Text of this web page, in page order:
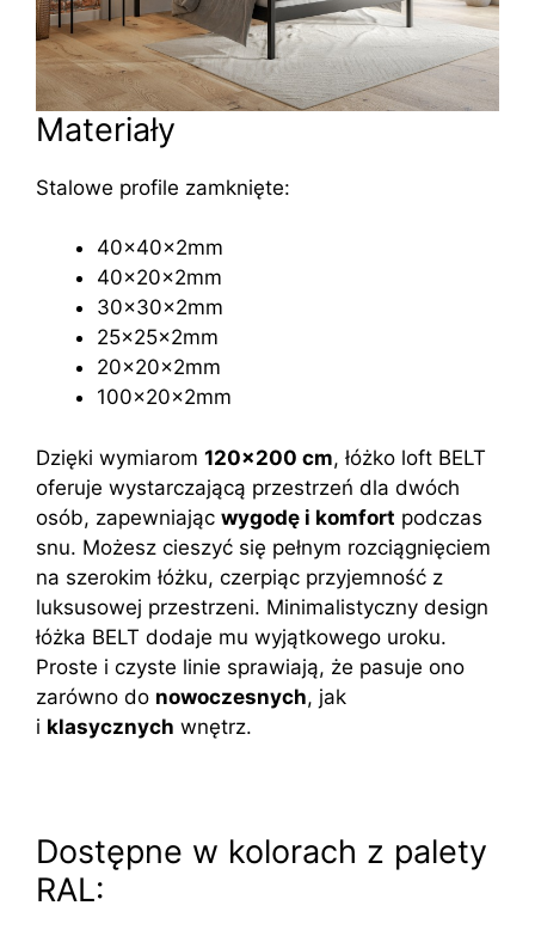
Materiały
Stalowe profile zamknięte:
40x40x2mm
40x20x2mm
30x30x2mm
25x25x2mm
20x20x2mm
100x20x2mm
Dzięki wymiarom 120×200 cm, łóżko loft BELT
oferuje wystarczającą przestrzeń dla dwóch
osób, zapewniając wygodę i komfort podczas
snu. Możesz cieszyć się pełnym rozciągnięciem
na szerokim łóżku, czerpiąc przyjemność z
luksusowej przestrzeni. Minimalistyczny design
łóżka BELT dodaje mu wyjątkowego uroku.
Proste i czyste linie sprawiają, że pasuje ono
zarówno do nowoczesnych, jak
i klasycznych wnętrz.
Dostępne w kolorach z palety
RAL: